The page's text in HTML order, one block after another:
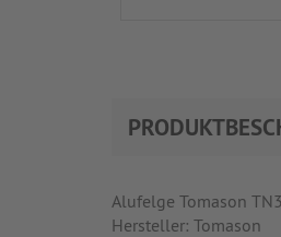
Alufelge Tomason
Hersteller: Tomason